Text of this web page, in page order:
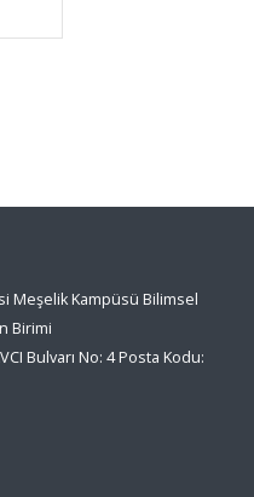
Meşelik Kampüsü Bilimsel
Birimi
Bulvarı No: 4 Posta Kodu: